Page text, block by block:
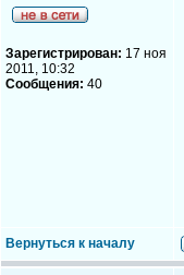
Зарегистрирован: 17 ноя
2011, 10:32
Сообщения: 40
Вернуться к началу